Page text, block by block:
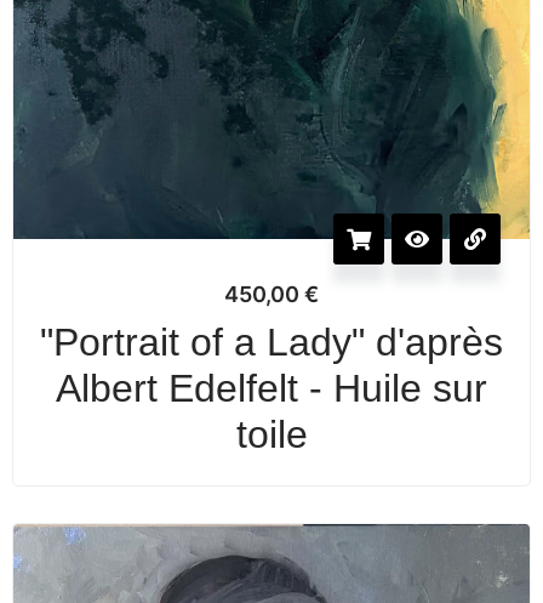
450,00 €
"Portrait of a Lady" d'après
Albert Edelfelt - Huile sur
toile